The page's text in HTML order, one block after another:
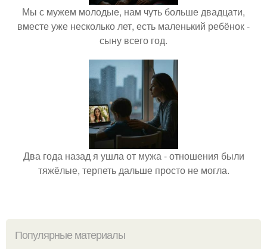
Мы с мужем молодые, нам чуть больше двадцати,
вместе уже несколько лет, есть маленький ребёнок -
сыну всего год.
Два года назад я ушла от мужа - отношения были
тяжёлые, терпеть дальше просто не могла.
Популярные материалы